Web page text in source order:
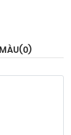
0)